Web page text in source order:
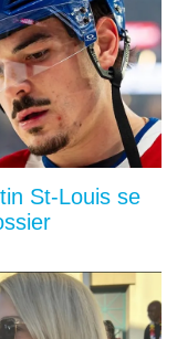
St-Louis se